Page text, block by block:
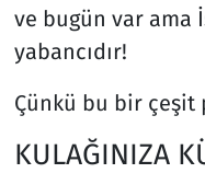
ve bugün var ama
yabancıdır!
Çünkü bu bir çeşit
KULAĞINIZA